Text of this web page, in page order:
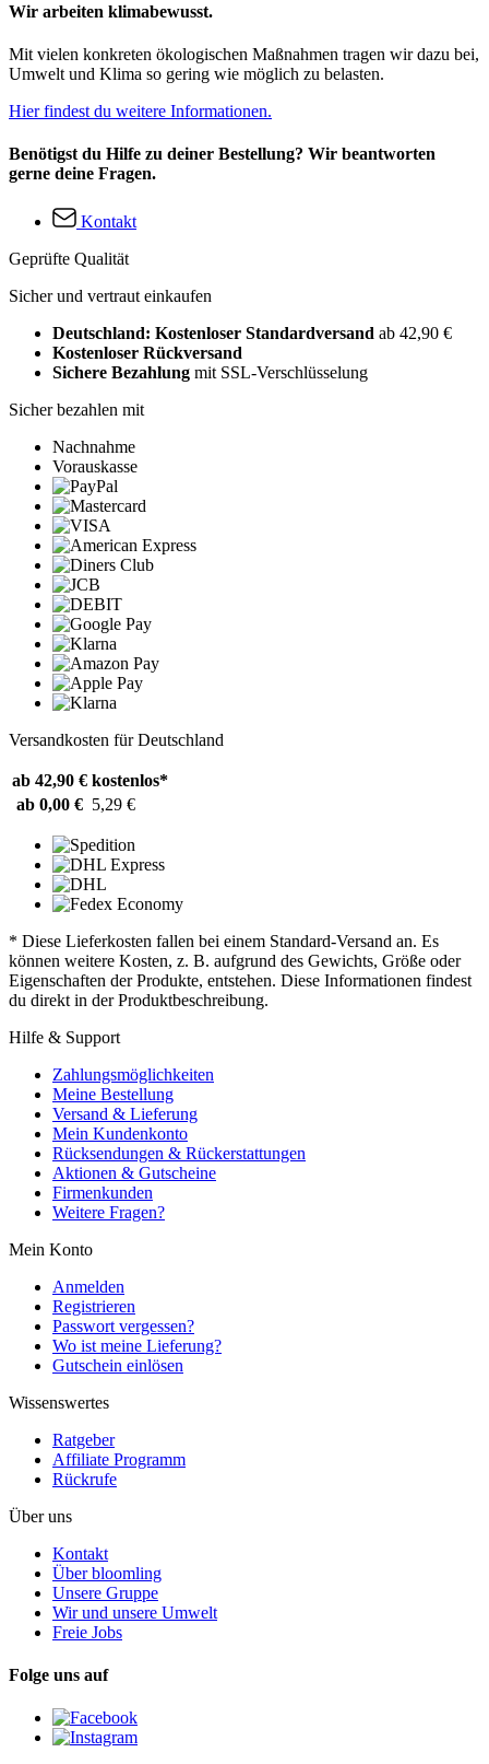
Wir arbeiten klimabewusst.
Mit vielen konkreten ökologischen Maßnahmen tragen wir dazu bei,
Umwelt und Klima so gering wie möglich zu belasten.
Hier findest du weitere Informationen.
Benötigst du Hilfe zu deiner Bestellung? Wir beantworten
gerne deine Fragen.
Kontakt
Geprüfte Qualität
Sicher und vertraut einkaufen
Deutschland: Kostenloser Standardversand ab 42,90 €
Kostenloser Rückversand
Sichere Bezahlung mit SSL-Verschlüsselung
Sicher bezahlen mit
Nachnahme
Vorauskasse
Versandkosten für Deutschland
ab 42,90 € kostenlos*
ab 0,00 € 5,29 €
* Diese Lieferkosten fallen bei einem Standard-Versand an. Es
können weitere Kosten, z. B. aufgrund des Gewichts, Größe oder
Eigenschaften der Produkte, entstehen. Diese Informationen findest
du direkt in der Produktbeschreibung.
Hilfe & Support
Zahlungsmöglichkeiten
Meine Bestellung
Versand & Lieferung
Mein Kundenkonto
Rücksendungen & Rückerstattungen
Aktionen & Gutscheine
Firmenkunden
Weitere Fragen?
Mein Konto
Anmelden
Registrieren
Passwort vergessen?
Wo ist meine Lieferung?
Gutschein einlösen
Wissenswertes
Ratgeber
Affiliate Programm
Rückrufe
Über uns
Kontakt
Über bloomling
Unsere Gruppe
Wir und unsere Umwelt
Freie Jobs
Folge uns auf